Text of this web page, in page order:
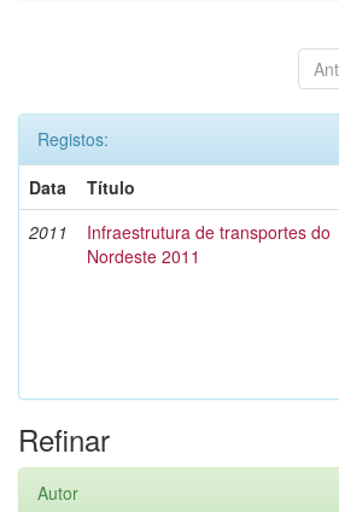
Registos:
Data
Título
2011
Infraestrutura de transportes do
Nordeste 2011
Refinar
Autor